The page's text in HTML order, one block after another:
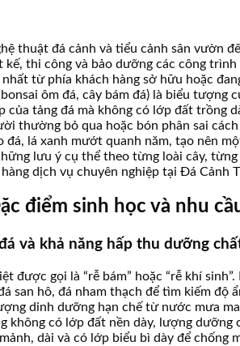
thuật đá cảnh và tiểu cảnh sân vườn
thi công và bảo dưỡng các công
từ phía khách hàng sở hữu hoặc
ôm đá, cây bám đá) là biểu
của tảng đá mà không có lớp đất
thường bỏ qua hoặc bón phân sai
đá, lá xanh mướt quanh năm, tạo nên
lưu ý cụ thể theo từng loài cây,
dịch vụ chuyên nghiệp tại Đá Cảnh
điểm sinh học và nhu
và khả năng hấp thu dưỡng
được gọi là “rễ bám” hoặc “rễ khí
san hô, đá nham thạch để tìm kiếm
dinh dưỡng hạn chế từ nước mưa
không có lớp đất nền dày, lượng
dài và có lớp biểu bì dày để